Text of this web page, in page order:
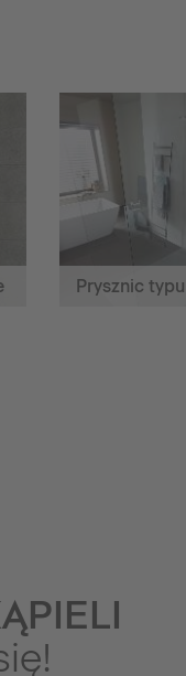
Prysznic